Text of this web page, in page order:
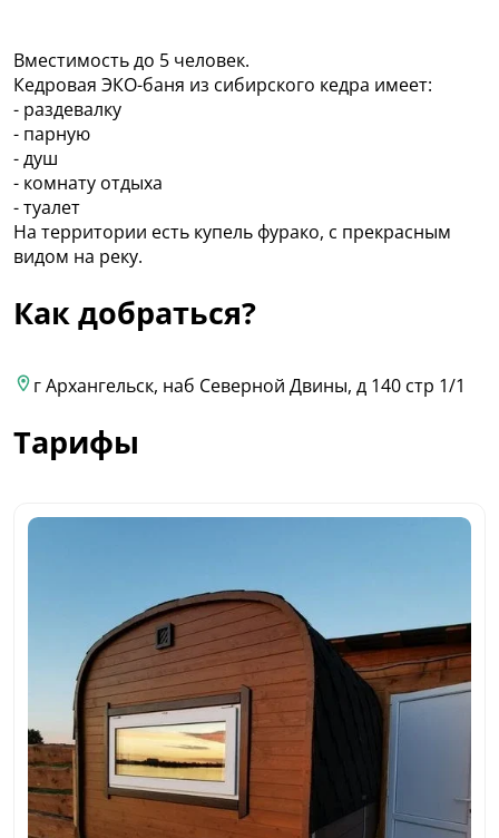
Вместимость до 5 человек.
Кедровая ЭКО-баня из сибирского кедра имеет:
- раздевалку
- парную
- душ
- комнату отдыха
- туалет
На территории есть купель фурако, с прекрасным
видом на реку.
Как добраться?
г Архангельск, наб Северной Двины, д 140 стр 1/1
Тарифы